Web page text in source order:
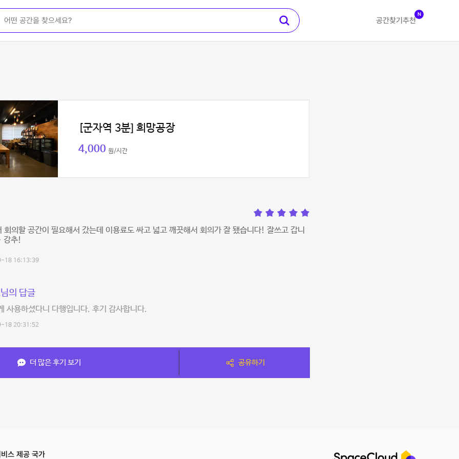
공간찾기 추천
N
[군자역 3분] 희망공장
4,000 원/시간
회의할 공간이 필요해서 갔는데 이용료도 싸고 넓고 깨끗해서 회의가 잘 됐습니다! 잘쓰고 갑니
추!
18 16:13:39
의 답글
사용하셨다니 다행입니다. 후기 감사합니다.
18 20:31:52
더 많은 후기 보기 공유하기
스 제공 국가